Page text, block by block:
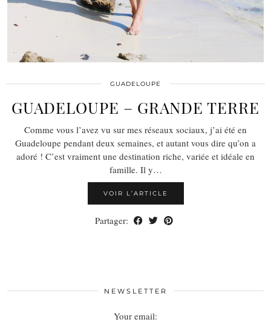
GUADELOUPE
GUADELOUPE – GRANDE TERRE
Comme vous l’avez vu sur mes réseaux sociaux, j’ai été en
Guadeloupe pendant deux semaines, et autant vous dire qu’on a
adoré ! C’est vraiment une destination riche, variée et idéale en
famille. Il y…
VOIR L’ARTICLE
Partager:
NEWSLETTER
Your email: